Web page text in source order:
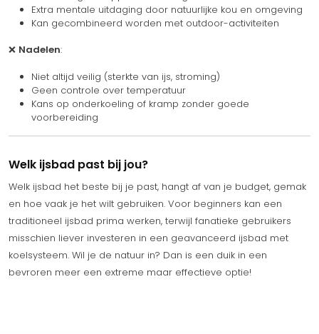
Extra mentale uitdaging door natuurlijke kou en omgeving
Kan gecombineerd worden met outdoor-activiteiten
❌ Nadelen:
Niet altijd veilig (sterkte van ijs, stroming)
Geen controle over temperatuur
Kans op onderkoeling of kramp zonder goede
voorbereiding
Welk ijsbad past bij jou?
Welk ijsbad het beste bij je past, hangt af van je budget, gemak
en hoe vaak je het wilt gebruiken. Voor beginners kan een
traditioneel ijsbad prima werken, terwijl fanatieke gebruikers
misschien liever investeren in een geavanceerd ijsbad met
koelsysteem. Wil je de natuur in? Dan is een duik in een
bevroren meer een extreme maar effectieve optie!